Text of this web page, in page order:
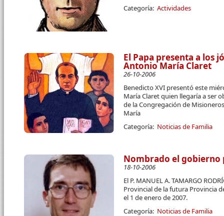
Categoría: Actividades
El Papa presenta a los
Antonio María Claret
26-10-2006
Benedicto XVI presentó este
María Claret quien llegaría a ser
de la Congregación de
María
Categoría: Noticias de Familia
Nombrado el gobierno
18-10-2006
El P. MANUEL A. TAMARGO
Provincial de la futura Provincia
el 1 de enero de 2007.
Categoría: Noticias de Familia